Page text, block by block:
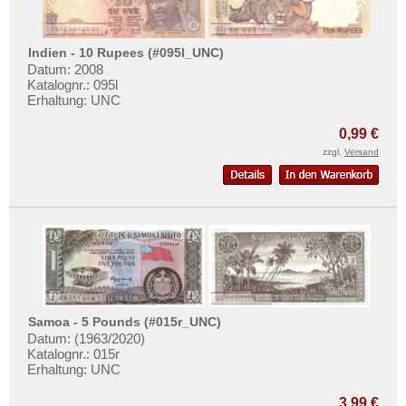
Indien - 10 Rupees (#095l_UNC)
Datum: 2008
Katalognr.: 095l
Erhaltung: UNC
0,99 €
zzgl. Versand
Samoa - 5 Pounds (#015r_UNC)
Datum: (1963/2020)
Katalognr.: 015r
Erhaltung: UNC
3,99 €